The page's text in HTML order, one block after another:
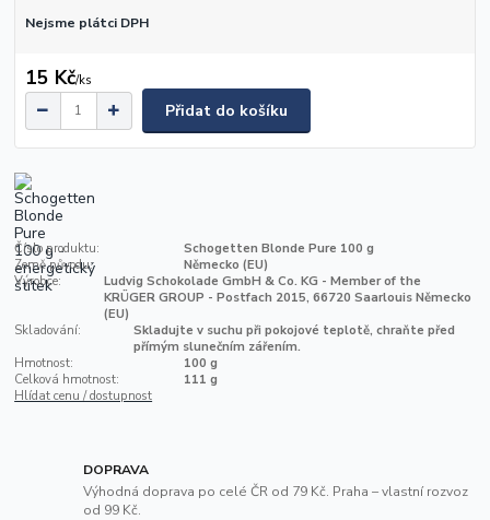
Nejsme plátci DPH
15 Kč/ks
Přidat do košíku
Číslo produktu:
Schogetten Blonde Pure 100 g
Země původu:
Německo (EU)
Výrobce:
Ludvig Schokolade GmbH & Co. KG - Member of the
KRÜGER GROUP - Postfach 2015, 66720 Saarlouis Německo
(EU)
Skladování:
Skladujte v suchu při pokojové teplotě, chraňte před
přímým slunečním zářením.
Hmotnost:
100 g
Celková hmotnost:
111 g
Hlídat cenu / dostupnost
DOPRAVA
Výhodná doprava po celé ČR od 79 Kč. Praha – vlastní rozvoz
od 99 Kč.